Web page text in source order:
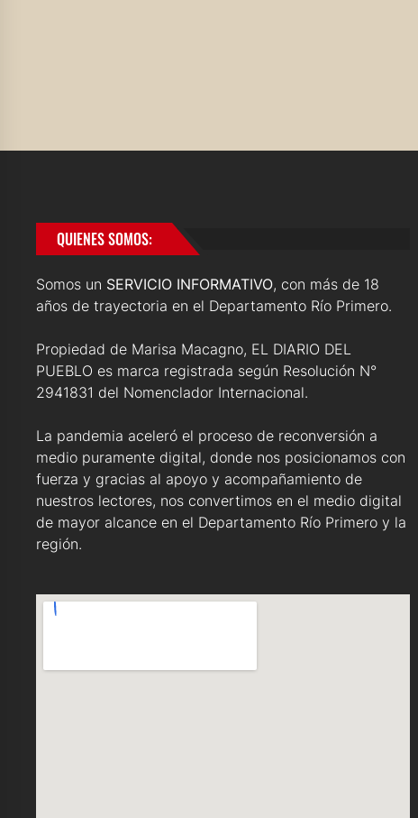
QUIENES SOMOS:
Somos un SERVICIO INFORMATIVO, con más de 18
años de trayectoria en el Departamento Río Primero.
Propiedad de Marisa Macagno, EL DIARIO DEL
PUEBLO es marca registrada según Resolución N°
2941831 del Nomenclador Internacional.
La pandemia aceleró el proceso de reconversión a
medio puramente digital, donde nos posicionamos con
fuerza y gracias al apoyo y acompañamiento de
nuestros lectores, nos convertimos en el medio digital
de mayor alcance en el Departamento Río Primero y la
región.